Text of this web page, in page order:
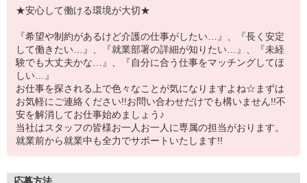
★安心して働ける環境が大切★
『希望や制約があるけど介護の仕事がしたい…』、『長く安定
して働きたい…』、『就業部署の詳細が知りたい…』、『未経
験でも大丈夫かな…』、『自分に合う仕事をマッチングしてほ
しい…』
お仕事を探される上で色々なことが気になりますよね☆まずは
お気軽にご連絡ください!!お問い合わせだけでも構いません!!不
安を解消してお仕事始めましょう♪
当社はスタッフの皆様お一人お一人に専属の担当がおります。
就業前から就業中も全力でサポートいたします!!